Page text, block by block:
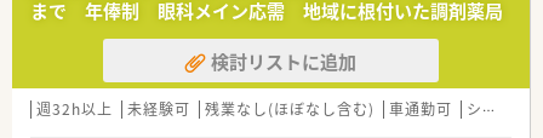
■山口県宇部市に3店舗展開しております。
■民医連（全日本民主医療機関連合会）に加盟しています。
■全店舗統一の機材を導入しており、電子薬歴（グーコ）、散剤分
包機（ユヤマ）、全自動分包機（トーショー）ミスゼロ子がございま
すのでヒューマンエラーを防ぎながら、患者様との対人業務に専
まで 年俸制 眼科メイン応需 地域に根付いた調剤薬局
検討リストに追加
週32h以上 未経験可 残業なし(ほぼなし含む) 車通勤可 シフト制